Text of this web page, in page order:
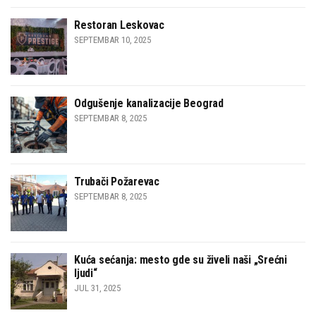
Restoran Leskovac
SEPTEMBAR 10, 2025
Odgušenje kanalizacije Beograd
SEPTEMBAR 8, 2025
Trubači Požarevac
SEPTEMBAR 8, 2025
Kuća sećanja: mesto gde su živeli naši „Srećni
ljudi“
JUL 31, 2025